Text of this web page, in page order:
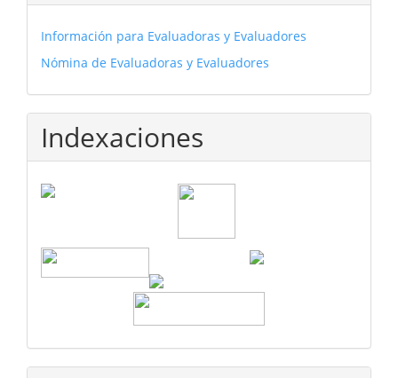
Información para Evaluadoras y Evaluadores
Nómina de Evaluadoras y Evaluadores
Indexaciones